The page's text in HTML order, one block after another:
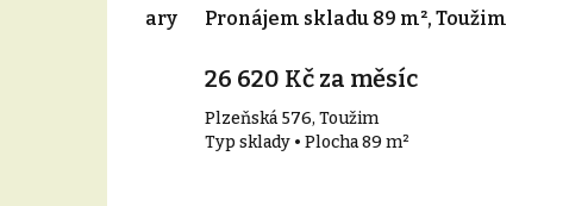
m², Karlovy Vary
Pronájem skladu 89 m², Toužim
26 620 Kč za měsíc
Plzeňská 576, Toužim
Typ sklady • Plocha 89 m²